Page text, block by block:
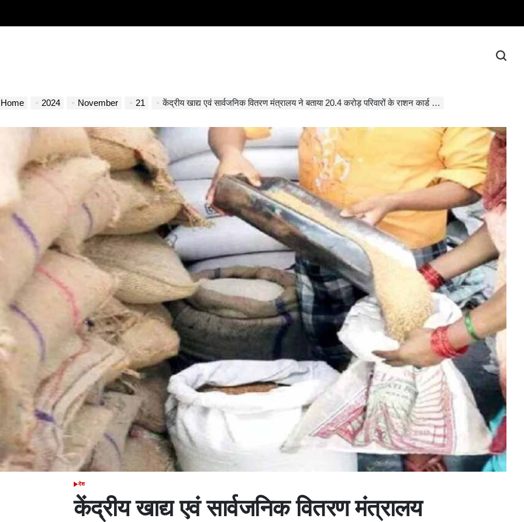
Home 2024 November 21 केंद्रीय खाद्य एवं सार्वजनिक वितरण मंत्रालय ने बताया 20.4 करोड़ परिवारों के राशन कार्ड डिजिटल कर दिए गए
POSTED
IN
देश
केंद्रीय खाद्य एवं सार्वजनिक वितरण मंत्रालय